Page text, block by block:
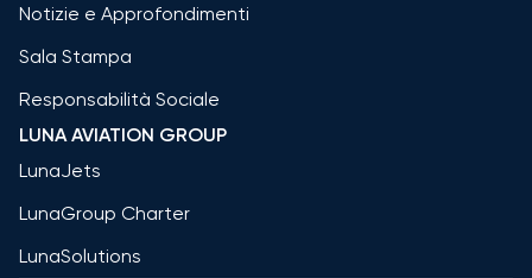
Notizie e Approfondimenti
Sala Stampa
Responsabilità Sociale
LUNA AVIATION GROUP
LunaJets
LunaGroup Charter
LunaSolutions